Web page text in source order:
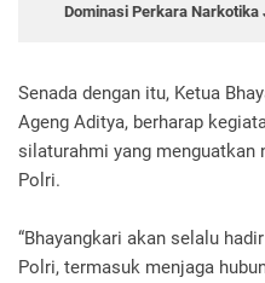
Dominasi Perkara Narkotika
Senada dengan itu, Ketua
Ageng Aditya, berharap
silaturahmi yang menguatkan
Polri.
“Bhayangkari akan selalu
Polri, termasuk menjaga